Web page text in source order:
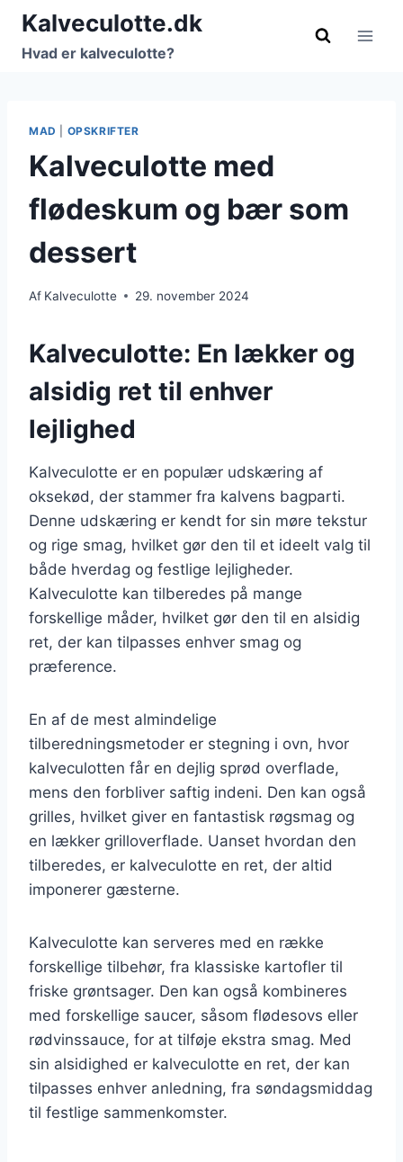
Fortsæt
indhold
Kalveculotte.dk
Hvad er kalveculotte?
MAD OPSKRIFTER
Kalveculotte med
flødeskum og bær som
dessert
Af Kalveculotte 29. november 2024
Kalveculotte: En lækker og
alsidig ret til enhver
lejlighed
Kalveculotte er en populær udskæring af
oksekød, der stammer fra kalvens bagparti.
Denne udskæring er kendt for sin møre tekstur
og rige smag, hvilket gør den til et ideelt valg til
både hverdag og festlige lejligheder.
Kalveculotte kan tilberedes på mange
forskellige måder, hvilket gør den til en alsidig
ret, der kan tilpasses enhver smag og
præference.
En af de mest almindelige
tilberedningsmetoder er stegning i ovn, hvor
kalveculotten får en dejlig sprød overflade,
mens den forbliver saftig indeni. Den kan også
grilles, hvilket giver en fantastisk røgsmag og
en lækker grilloverflade. Uanset hvordan den
tilberedes, er kalveculotte en ret, der altid
imponerer gæsterne.
Kalveculotte kan serveres med en række
forskellige tilbehør, fra klassiske kartofler til
friske grøntsager. Den kan også kombineres
med forskellige saucer, såsom flødesovs eller
rødvinssauce, for at tilføje ekstra smag. Med
sin alsidighed er kalveculotte en ret, der kan
tilpasses enhver anledning, fra søndagsmiddag
til festlige sammenkomster.